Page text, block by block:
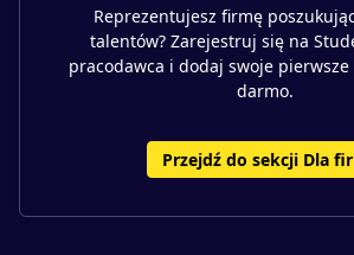
Reprezentujesz firmę
talentów? Zarejestruj się na
pracodawca i dodaj swoje pierwsze
darmo.
Przejdź do sekcji Dla